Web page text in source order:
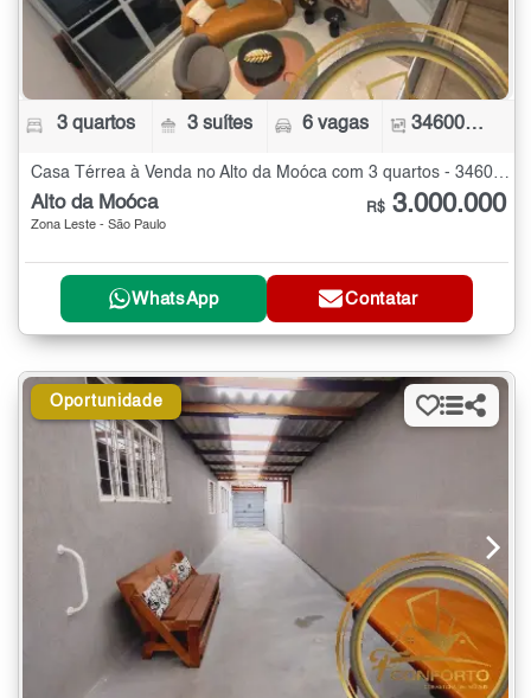
3 quartos 3 suítes 6 vagas 346000 m²
Casa Térrea à Venda no Alto da Moóca com 3 quartos - 346000 m²
Alto da Moóca
Zona Leste - São Paulo
R$ 3.000.000
WhatsApp Contatar
Oportunidade